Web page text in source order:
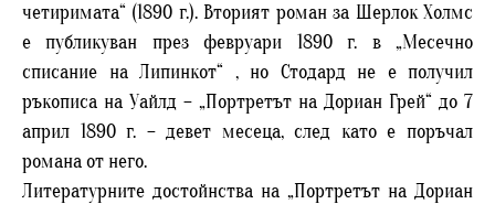
четиримата“ (1890 г.). Вторият роман за Шерлок Холмс
е публикуван през февруари 1890 г. в „Месечно
списание нa Липинкот“ , но Стодард не е получил
ръкописа на Уайлд – „Портретът на Дориан Грей“ до 7
април 1890 г. – девет месеца, след като е поръчал
романа от него.
Литературните достойнства на „Портретът на Дориан